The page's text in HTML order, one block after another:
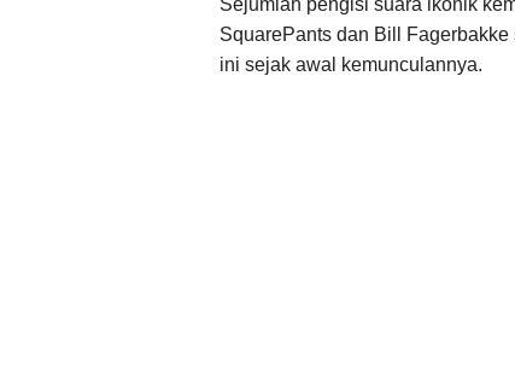
SquarePants dan Bill
ini sejak awal kemunculannya.